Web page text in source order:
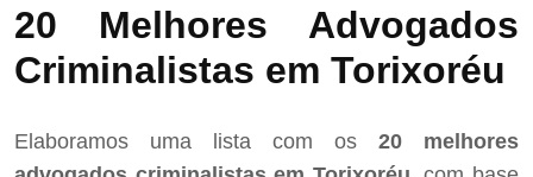
20 Melhores Advogados
Criminalistas em Torixoréu
Elaboramos uma lista com os 20 melhores